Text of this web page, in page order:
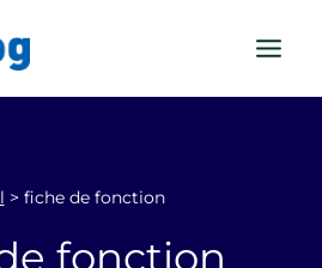
> fiche de fonction
fonction